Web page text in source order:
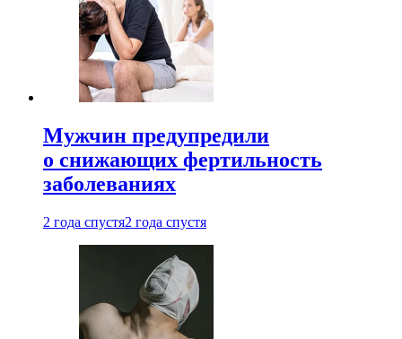
Мужчин предупредили
о снижающих фертильность
заболеваниях
2 года спустя2 года спустя